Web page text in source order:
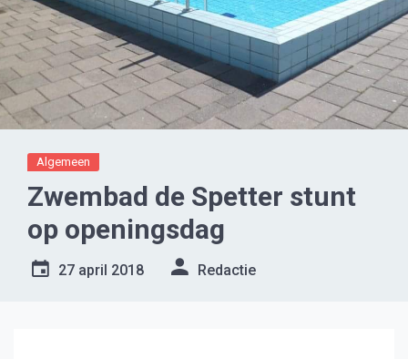
Algemeen
Zwembad de Spetter stunt
op openingsdag
27 april 2018 Redactie